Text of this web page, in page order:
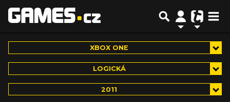
XBOX ONE
LOGICKÁ
2011